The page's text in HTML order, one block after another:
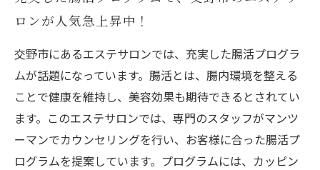
ロンが人気急上昇中！
交野市にあるエステサロンでは、充実した腸活プログラ
ムが話題になっています。腸活とは、腸内環境を整える
ことで健康を維持し、美容効果も期待できるとされてい
ます。このエステサロンでは、専門のスタッフがマンツ
ーマンでカウンセリングを行い、お客様に合った腸活プ
ログラムを提案しています。プログラムには、カッピン